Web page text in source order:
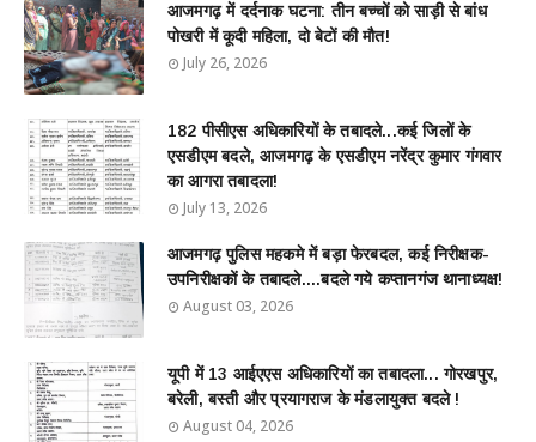
आजमगढ़ में दर्दनाक घटना: तीन बच्चों को साड़ी से बांध
पोखरी में कूदी महिला, दो बेटों की मौत!
July 26, 2026
182 पीसीएस अधिकारियों के तबादले...कई जिलों के
एसडीएम बदले, आजमगढ़ के एसडीएम नरेंद्र कुमार गंगवार
का आगरा तबादला!
July 13, 2026
आजमगढ़ पुलिस महकमे में बड़ा फेरबदल, कई निरीक्षक-
उपनिरीक्षकों के तबादले....बदले गये कप्तानगंज थानाध्यक्ष!
August 03, 2026
यूपी में 13 आईएएस अधिकारियों का तबादला... गोरखपुर,
बरेली, बस्ती और प्रयागराज के मंडलायुक्त बदले !
August 04, 2026